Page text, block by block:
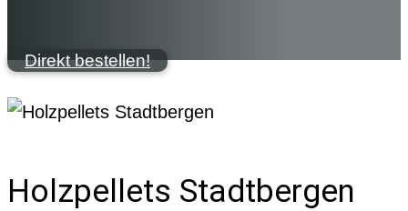
Direkt bestellen!
Holzpellets Stadtbergen